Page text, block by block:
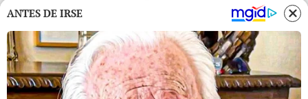
ANTES DE IRSE